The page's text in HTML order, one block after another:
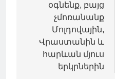
օգնենք, բայց
չմոռանանք
Մոլդովային,
Վրաստանին և
հարևան մյուս
երկրներին